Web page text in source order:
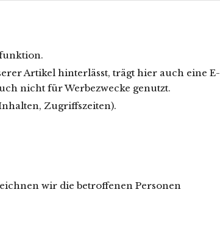
Artikel hinterlässt, trägt hier auch eine E-
nicht für Werbezwecke genutzt.
Zugriffszeiten).
wir die betroffenen Personen